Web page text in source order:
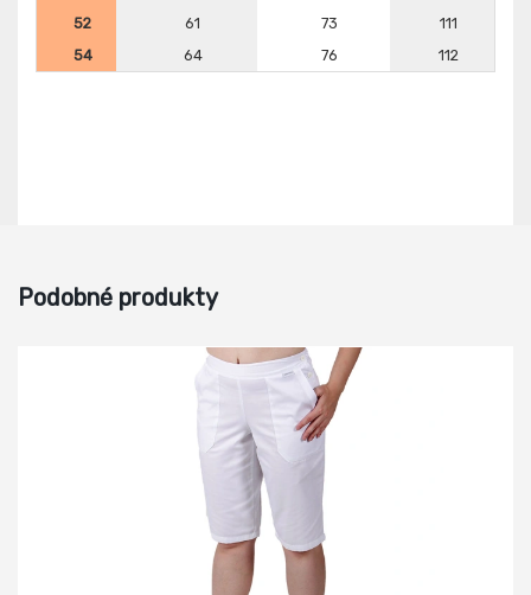
52 61 73
111
54
64 76 112
Podobné produkty